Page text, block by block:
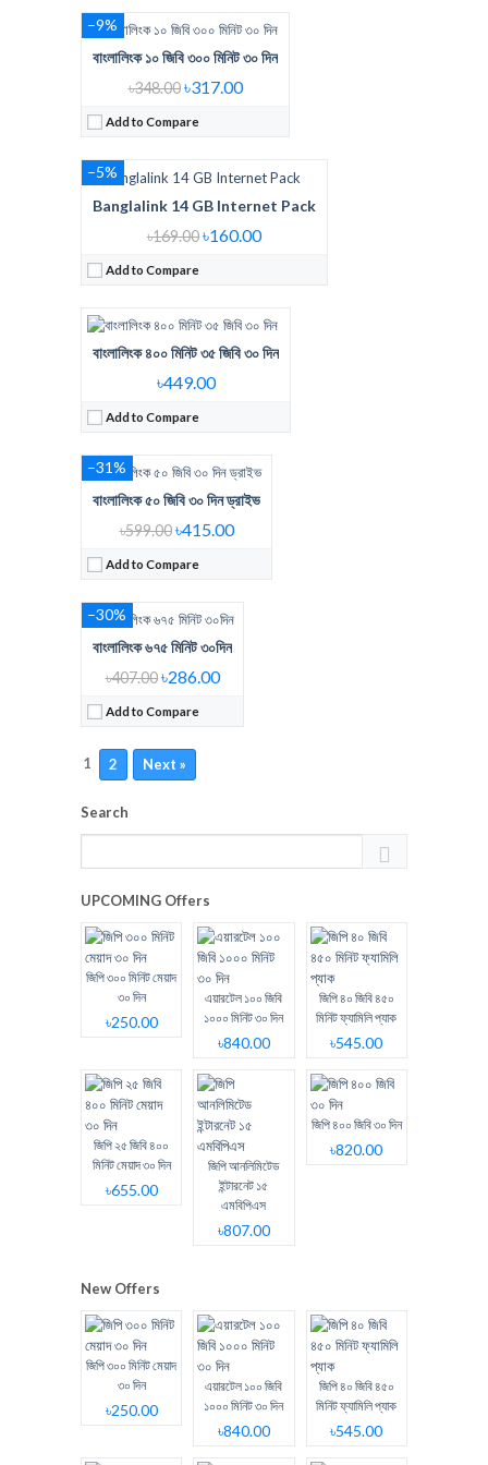
–9%
বাংলালিংক ১০ জিবি ৩০০ মিনিট ৩০ দিন
৳348.00৳317.00
Add to Compare
–5%
Banglalink 14 GB Internet Pack
৳169.00৳160.00
Add to Compare
Regular Price:169 Taka
Internet Data:14GB
View Details →
বাংলালিংক ৪০০ মিনিট ৩৫ জিবি ৩০ দিন
৳449.00
Add to Compare
Regular Price:498 Tk 35 GB 400 Minute
Internet Data: 35 GB
Validity:30 Days
–31%
বাংলালিংক ৫০ জিবি ৩০ দিন ড্রাইভ
৳599.00৳415.00
Add to Compare
Regular Price:599 Tk Drive Day Only
Internet Data: 50GB
View Details →
–30%
বাংলালিংক ৬৭৫ মিনিট ৩০দিন
৳407.00৳286.00
Add to Compare
Regular Price:407 Tk 675Min
Voice Minute:
675Min
View Details →
1 2 Next »
Search
UPCOMING Offers
জিপি ৩০০ মিনিট মেয়াদ
৩০ দিন
৳250.00
এয়ারটেল ১০০ জিবি
১০০০ মিনিট ৩০ দিন
৳840.00
জিপি ৪০ জিবি ৪৫০
মিনিট ফ্যামিলি প্যাক
৳545.00
জিপি ২৫ জিবি ৪০০
মিনিট মেয়াদ ৩০ দিন
৳655.00
জিপি আনলিমিটেড
ইন্টারনেট ১৫
এমবিপিএস
৳807.00
জিপি ৪০০ জিবি ৩০ দিন
৳820.00
New Offers
জিপি ৩০০ মিনিট মেয়াদ
৩০ দিন
৳250.00
এয়ারটেল ১০০ জিবি
১০০০ মিনিট ৩০ দিন
৳840.00
জিপি ৪০ জিবি ৪৫০
মিনিট ফ্যামিলি প্যাক
৳545.00